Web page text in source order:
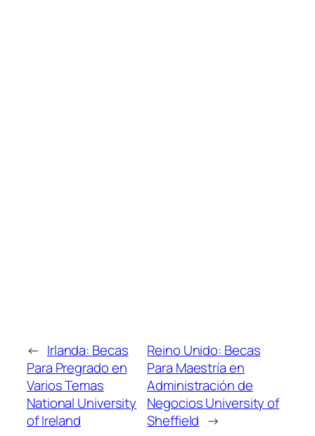
← Irlanda: Becas
Para Pregrado en
Varios Temas
National University
of Ireland
Reino Unido: Becas
Para Maestría en
Administración de
Negocios University of
Sheffield →